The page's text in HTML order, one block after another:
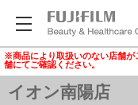
※商品により取扱いのない店舗が
舗にてご確認ください。
イオン南陽店